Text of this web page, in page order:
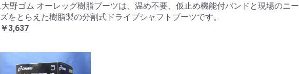
.大野ゴム オーレッグ樹脂ブーツは、温め不要、仮止め機能付バンドと現場のニー
ズをとらえた樹脂製の分割式ドライブシャフトブーツです。
￥3,637